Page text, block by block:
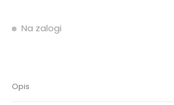
Na zalogi
Opis